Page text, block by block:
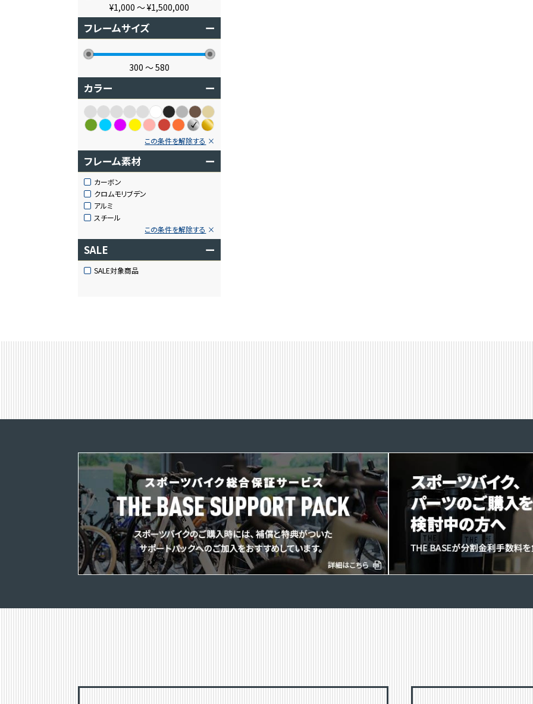
¥1,000 〜¥1,500,000
フレームサイズ ー
300 〜580
カラー ー
この条件を解除する
フレーム素材 ー
カーボン
クロムモリブデン
アルミ
スチール
この条件を解除する
SALE ー
SALE対象商品